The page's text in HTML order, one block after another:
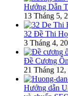
Hướng Dẫn
13 Tháng 5,
32 Đề Thi
3 Tháng 4,
Đề Cương
21 Tháng 12,
Hướng dẫn